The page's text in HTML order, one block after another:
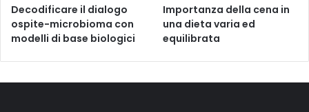
Decodificare il dialogo
ospite-microbioma con
modelli di base biologici
Importanza della cena in
una dieta varia ed
equilibrata